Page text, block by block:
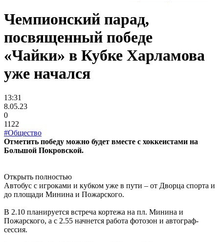
Чемпионский парад,
посвященный победе
«Чайки» в Кубке Харламова
уже начался
13:31
8.05.23
0
1122
#Общество
Отметить победу можно будет вместе с хоккеистами на
Большой Покровской.
Открыть полностью
Автобус с игроками и кубком уже в пути – от Дворца спорта и
до площади Минина и Пожарского.
В 2.10 планируется встреча кортежа на пл. Минина и
Пожарского, а с 2.55 начнется работа фотозон и автограф-
сессия.